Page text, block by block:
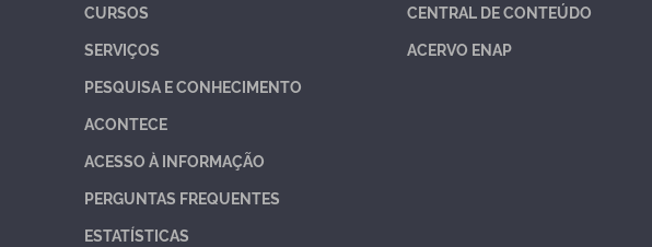
CURSOS
SERVIÇOS
PESQUISA E CONHECIMENTO
ACONTECE
ACESSO À INFORMAÇÃO
PERGUNTAS FREQUENTES
ESTATÍSTICAS
CENTRAL DE CONTEÚDO
ACERVO ENAP